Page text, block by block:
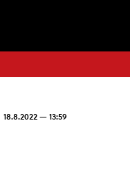
18.8.2022 — 13:59